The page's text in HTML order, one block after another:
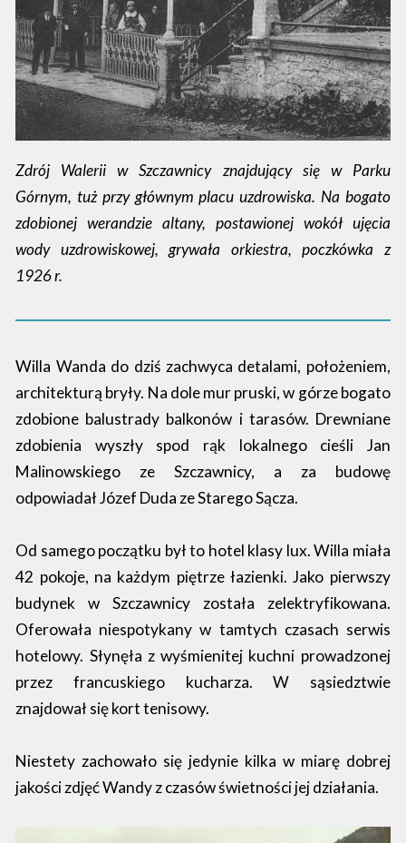
Zdrój Walerii w Szczawnicy znajdujący się w Parku
Górnym, tuż przy głównym placu uzdrowiska. Na bogato
zdobionej werandzie altany, postawionej wokół ujęcia
wody uzdrowiskowej, grywała orkiestra, poczkówka z
1926 r.
Willa Wanda do dziś zachwyca detalami, położeniem,
architekturą bryły. Na dole mur pruski, w górze bogato
zdobione balustrady balkonów i tarasów. Drewniane
zdobienia wyszły spod rąk lokalnego cieśli Jan
Malinowskiego ze Szczawnicy, a za budowę
odpowiadał Józef Duda ze Starego Sącza.
Od samego początku był to hotel klasy lux. Willa miała
42 pokoje, na każdym piętrze łazienki. Jako pierwszy
budynek w Szczawnicy została zelektryfikowana.
Oferowała niespotykany w tamtych czasach serwis
hotelowy. Słynęła z wyśmienitej kuchni prowadzonej
przez francuskiego kucharza. W sąsiedztwie
znajdował się kort tenisowy.
Niestety zachowało się jedynie kilka w miarę dobrej
jakości zdjęć Wandy z czasów świetności jej działania.